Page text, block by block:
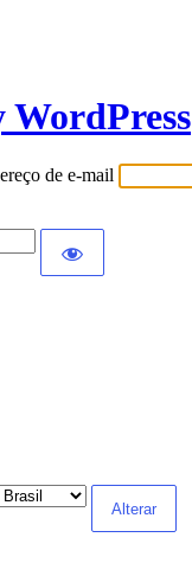
WordPress
de e-mail